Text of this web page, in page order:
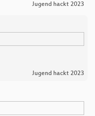
Jugend hackt 2023
Jugend hackt 2023